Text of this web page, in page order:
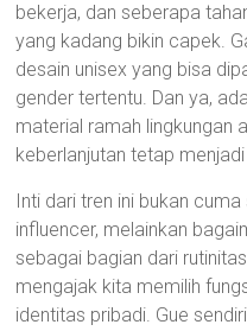
bekerja, dan seberapa
yang kadang bikin capek.
desain unisex yang bisa
gender tertentu. Dan ya,
material ramah lingkungan
keberlanjutan tetap
Inti dari tren ini bukan
influencer, melainkan
sebagai bagian dari
mengajak kita memilih
identitas pribadi. Gue